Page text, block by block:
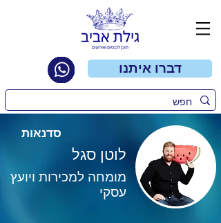
דברו איתנו
לוטן סגל
מומחה למכירות ויועץ
עסקי
סדנאות